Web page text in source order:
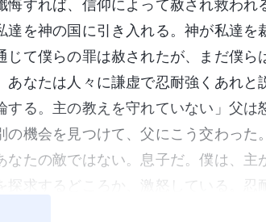
すれば、信仰によって赦され救われ
を神の国に引き入れる。神が私達を
て僕らの罪は赦されたが、まだ僕ら
なたは人々に謙虚で忍耐強くあれと
る。主の教えを守れていない」父は
機会を見つけて、父にこう交わった。
なたの敵ではない。息子だ。僕は、主
求するどころか、激怒している。忍耐
の罪深い本性が解決していないから、